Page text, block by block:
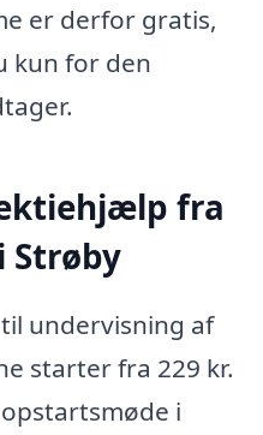
er derfor gratis,
kun for den
fra
Strøby
undervisning af
starter fra 229 kr.
i